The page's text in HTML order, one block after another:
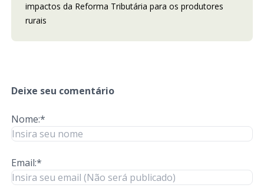
impactos da Reforma Tributária para os produtores
rurais
Deixe seu comentário
Nome:*
Email:*